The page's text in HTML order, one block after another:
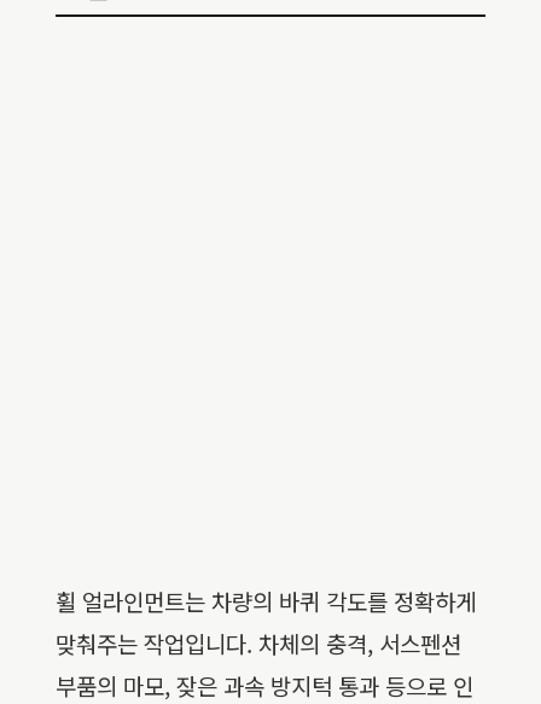
휠 얼라인먼트는 차량의 바퀴 각도를 정확하게
맞춰주는 작업입니다. 차체의 충격, 서스펜션
부품의 마모, 잦은 과속 방지턱 통과 등으로 인